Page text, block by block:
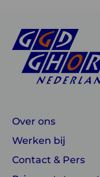
Over ons
Werken bij
Contact & Pers